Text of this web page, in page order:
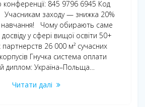
конференції: 845 9796 6945 Код
Учасникам заходу — знижка 20%
навчання! Чому обирають саме
у сфері вищої освіти 50+
26 000 м² сучасних
Гнучка система оплати
диплом: Україна–Польща…
Читати далі